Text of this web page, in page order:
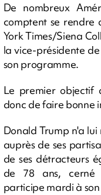
De nombreux
comptent se rendre
York Times/Siena
la vice-présidente
son programme.
Le premier objectif
donc de faire bonne
Donald Trump n'a
auprès de ses
de ses détracteurs
de 78 ans, cerné
participe mardi à